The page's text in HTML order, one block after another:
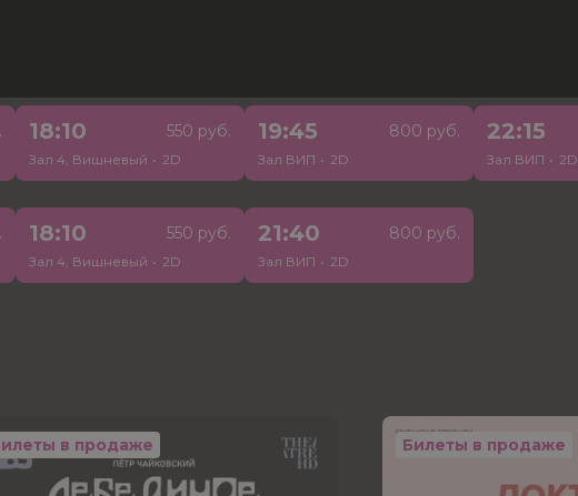
18:10 550 руб.
Зал 4, Вишневый • 2D
19:45 800 руб.
Зал ВИП • 2D
22:15
Зал ВИП • 2D
18:10 550 руб.
Зал 4, Вишневый • 2D
21:40 800 руб.
Зал ВИП • 2D
в продаже Билеты в продаже